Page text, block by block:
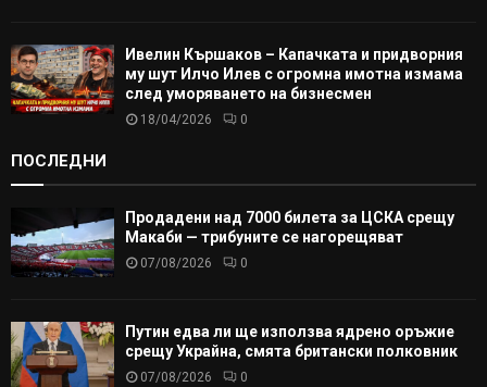
Ивелин Кършаков – Капачката и придворния
му шут Илчо Илев с огромна имотна измама
след уморяването на бизнесмен
18/04/2026 0
ПОСЛЕДНИ
Продадени над 7000 билета за ЦСКА срещу
Макаби — трибуните се нагорещяват
07/08/2026 0
Путин едва ли ще използва ядрено оръжие
срещу Украйна, смята британски полковник
07/08/2026 0